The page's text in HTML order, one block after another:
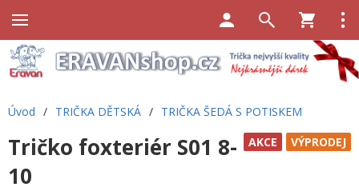
Úvod / TRIČKA DĚTSKÁ / TRIČKA ŠEDÁ S POTISKEM
VÝPRODEJ
AKCE
Tričko foxteriér S01 8-
10